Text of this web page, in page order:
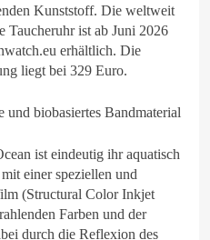
Kunststoff. Die weltweit
Taucheruhr ist ab Juni 2026
erhältlich. Die
liegt bei 329 Euro.
biobasiertes Bandmaterial
ist eindeutig ihr aquatisch
einer speziellen und
(Structural Color Inkjet
Farben und der
durch die Reflexion des